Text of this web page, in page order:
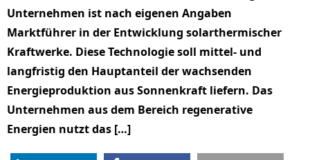
Unternehmen ist nach eigenen Angaben
Marktführer in der Entwicklung solarthermischer
Kraftwerke. Diese Technologie soll mittel- und
langfristig den Hauptanteil der wachsenden
Energieproduktion aus Sonnenkraft liefern. Das
Unternehmen aus dem Bereich regenerative
Energien nutzt das […]